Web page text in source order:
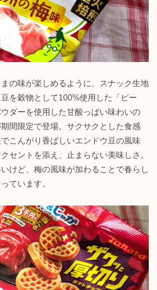
の味が楽しめるように、スナック生地
を穀物として100%使用した「ビー
ダーを使用した甘酸っぱい味わいの
期間限定で登場。サクサクとした食感
こんがり香ばしいエンドウ豆の風味
セントを添え、止まらない美味しさ。
けど、梅の風味が加わることで春らし
ています。